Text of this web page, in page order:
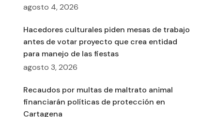
agosto 4, 2026
Hacedores culturales piden mesas de trabajo
antes de votar proyecto que crea entidad
para manejo de las fiestas
agosto 3, 2026
Recaudos por multas de maltrato animal
financiarán políticas de protección en
Cartagena